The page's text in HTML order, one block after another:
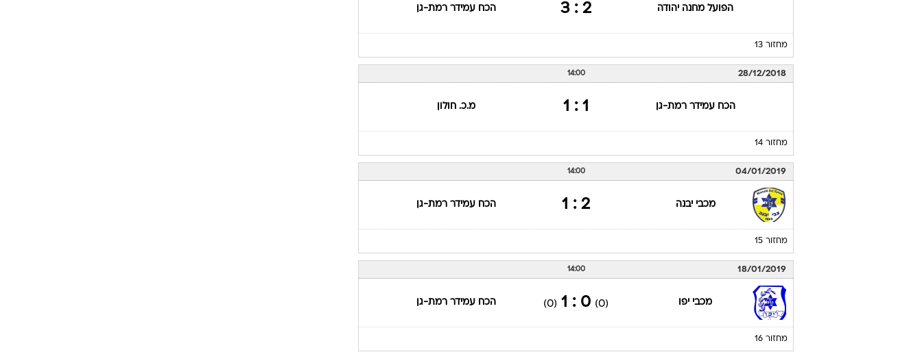
הפועל מחנה יהודה 2 : 3 הכח עמידר רמת-גן
מחזור 13
28/12/2018
14:00
הכח עמידר רמת-גן 1 : 1 מ.כ. חולון
מחזור 14
04/01/2019
14:00
מכבי יבנה 2 : 1 הכח עמידר רמת-גן
מחזור 15
18/01/2019
14:00
מכבי יפו (0)
0 : 1
(0) הכח עמידר רמת-גן
מחזור 16